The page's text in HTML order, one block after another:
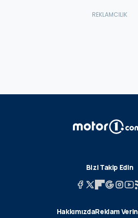
Bizi Takip Edin
HakkımızdaReklam Verin